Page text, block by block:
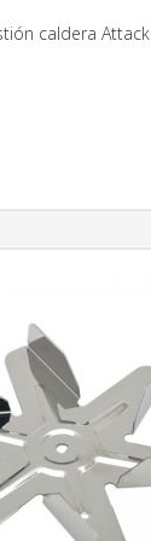
caldera Attack